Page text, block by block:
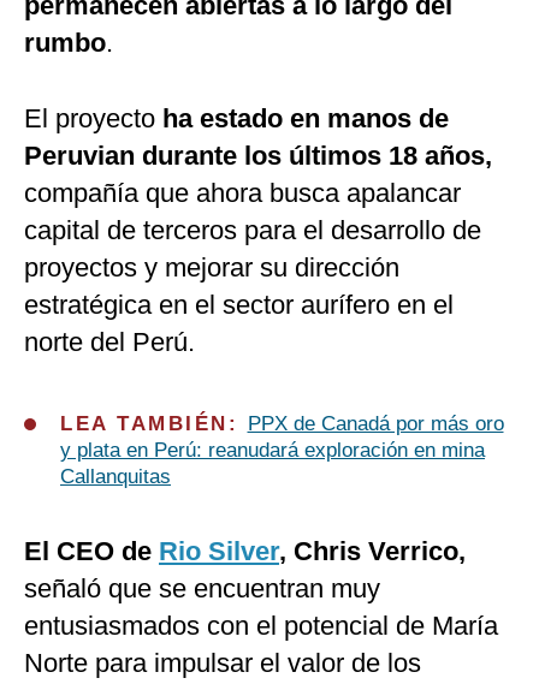
rumbo.
El proyecto ha estado en manos de
Peruvian durante los últimos 18 años,
compañía que ahora busca apalancar
capital de terceros para el desarrollo de
proyectos y mejorar su dirección
estratégica en el sector aurífero en el
norte del Perú.
LEA TAMBIÉN:
PPX de Canadá por más oro
y plata en Perú: reanudará exploración en mina
Callanquitas
El CEO de Rio Silver, Chris Verrico,
señaló que se encuentran muy
entusiasmados con el potencial de María
Norte para impulsar el valor de los